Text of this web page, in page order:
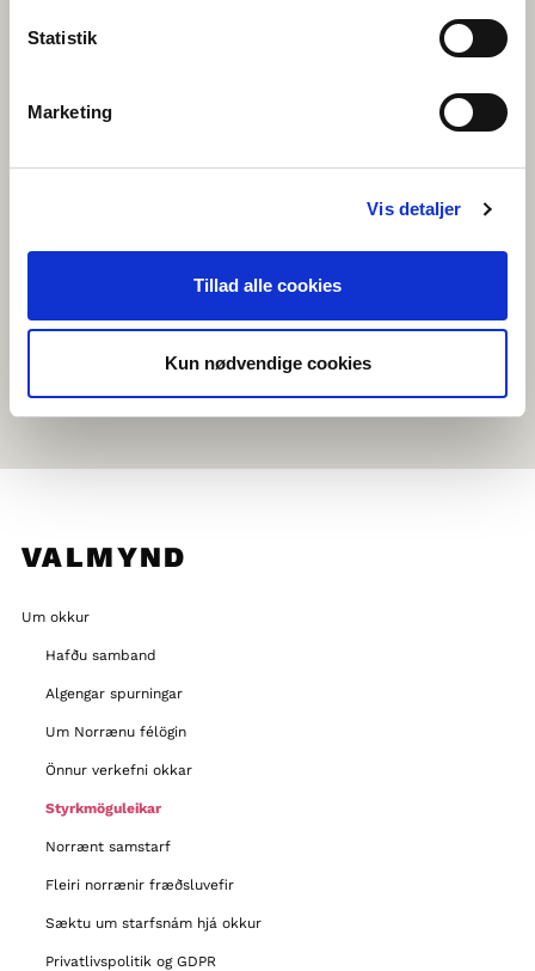
Statistik
Marketing
Vis detaljer
Tillad alle cookies
Kun nødvendige cookies
VALMYND
Um okkur
Hafðu samband
Algengar spurningar
Um Norrænu félögin
Önnur verkefni okkar
Styrkmöguleikar
Norrænt samstarf
Fleiri norrænir fræðsluvefir
Sæktu um starfsnám hjá okkur
Privatlivspolitik og GDPR
Fondet for Dansk-Norsk samarbeid